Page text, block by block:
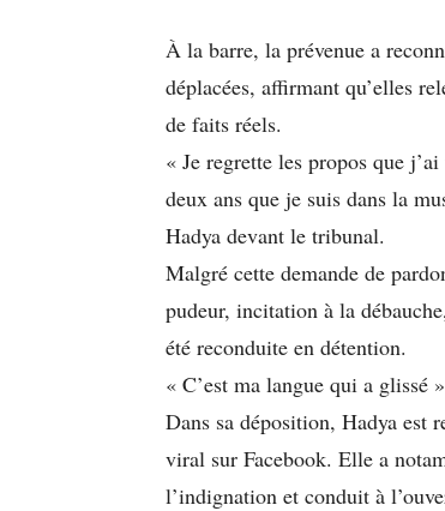
À la barre, la prévenue a
déplacées, affirmant qu’elles
de faits réels.
« Je regrette les propos que
deux ans que je suis dans la
Hadya devant le tribunal.
Malgré cette demande de
pudeur, incitation à la
été reconduite en détention.
« C’est ma langue qui a glissé »
Dans sa déposition, Hadya est
viral sur Facebook. Elle a
l’indignation et conduit à